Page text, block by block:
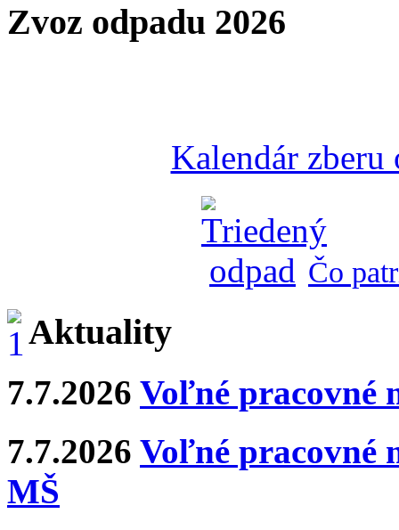
Zvoz odpadu 2026
Kalendár zberu
Čo
Aktuality
7.7.2026 Voľné pracovné
7.7.2026 Voľné pracovné
MŠ